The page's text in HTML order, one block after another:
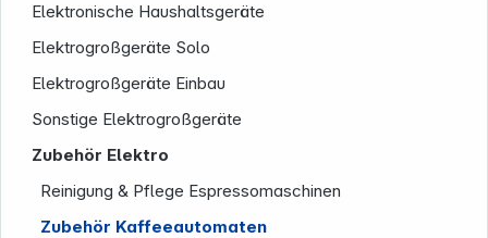
Elektronische Haushaltsgeräte
Elektrogroßgeräte Solo
Elektrogroßgeräte Einbau
Sonstige Elektrogroßgeräte
Zubehör Elektro
Reinigung & Pflege Espressomaschinen
Zubehör Kaffeeautomaten
Informationen